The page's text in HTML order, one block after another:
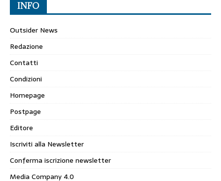
INFO
Outsider News
Redazione
Contatti
Condizioni
Homepage
Postpage
Editore
Iscriviti alla Newsletter
Conferma iscrizione newsletter
Media Company 4.0